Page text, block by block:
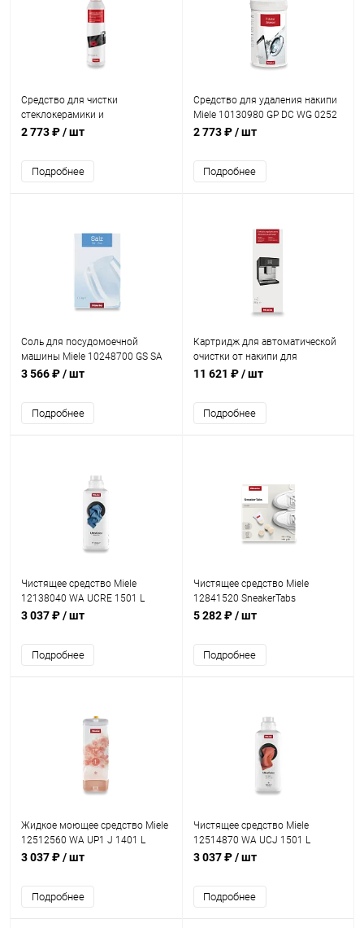
Средство для чистки
стеклокерамики и
нержавеющей стали Miele
2 773 ₽/ шт
Подробнее
Средство для удаления накипи
Miele 10130980 GP DC WG 0252
P
2 773 ₽/ шт
Подробнее
Соль для посудомоечной
машины Miele 10248700 GS SA
4502 P
3 566 ₽/ шт
Подробнее
Картридж для автоматической
очистки от накипи для
кофемашин Miele 10224080 GP
11 621 ₽/ шт
Подробнее
Чистящее средство Miele
12138040 WA UCRE 1501 L
3 037 ₽/ шт
Подробнее
Чистящее средство Miele
12841520 SneakerTabs
5 282 ₽/ шт
Подробнее
Жидкое моющее средство Miele
12512560 WA UP1 J 1401 L
UltraPhase 1 Edition125
3 037 ₽/ шт
Подробнее
Чистящее средство Miele
12514870 WA UCJ 1501 L
UltraColor
3 037 ₽/ шт
Подробнее